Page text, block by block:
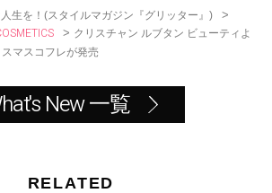
生を！(スタイルマガジン『グリッター』) >
> クリスチャン ルブタン ビューティよ
マスコフレが発売
New 一覧
RELATED